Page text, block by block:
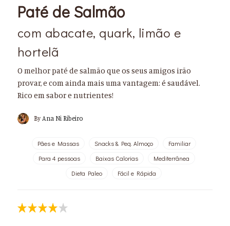
Paté de Salmão
com abacate, quark, limão e
hortelã
O melhor paté de salmão que os seus amigos irão
provar, e com ainda mais uma vantagem: é saudável.
Rico em sabor e nutrientes!
By Ana Ni Ribeiro
Pães e Massas Snacks & Peq. Almoço
Familiar
Para 4 pessoas
Baixas Calorias
Mediterrânea
Dieta Paleo
Fácil e Rápida